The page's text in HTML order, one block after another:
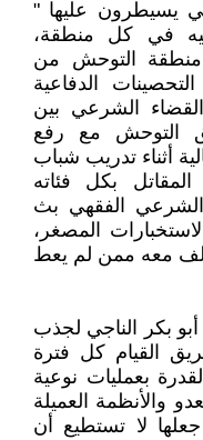
يسيطرون عليها "
في كل منطقة،
منطقة التوحش من
الدفاعية
القضاء الشرعي بين
التوحش مع رفع
أثناء تدريب شباب
بكل فئاته
الفقهي بث
المصغر،
معه ممن لم يعط
بكر الناجي لجذب
القيام كل فترة
بعمليات نوعية
والأنظمة العميلة
لا تستطيع أن